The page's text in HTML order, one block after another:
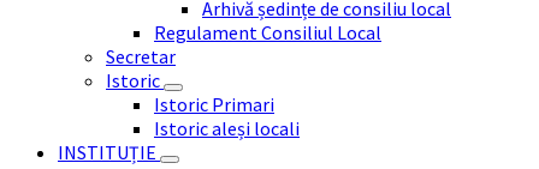
Arhivă ședințe de consiliu local
Regulament Consiliul Local
Secretar
Istoric
Istoric Primari
Istoric aleși locali
INSTITUȚIE